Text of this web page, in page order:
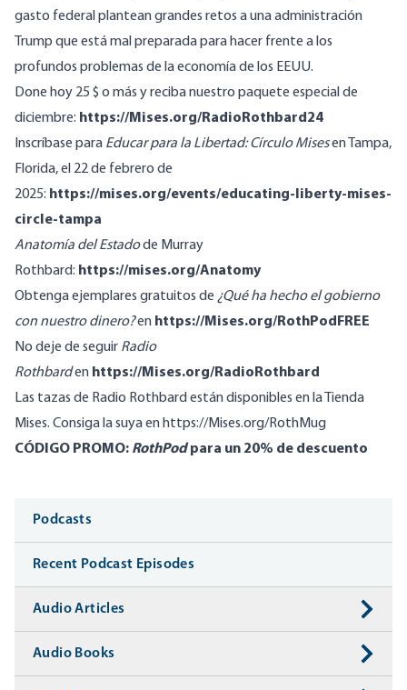
gasto federal plantean grandes retos a una administración
Trump que está mal preparada para hacer frente a los
profundos problemas de la economía de los EEUU.
Done hoy 25 $ o más y reciba nuestro paquete especial de
diciembre: https://Mises.org/RadioRothbard24
Inscríbase para Educar para la Libertad: Círculo Misesen Tampa,
Florida, el 22 de febrero de
2025: https://mises.org/events/educating-liberty-mises-
circle-tampa
Anatomía del Estadode Murray
Rothbard: https://mises.org/Anatomy
Obtenga ejemplares gratuitos de ¿Qué ha hecho el gobierno
con nuestro dinero?en https://Mises.org/RothPodFREE
No deje de seguir Radio
Rothbarden https://Mises.org/RadioRothbard
Las tazas de Radio Rothbard están disponibles en la Tienda
Mises. Consiga la suya en https://Mises.org/RothMug
CÓDIGO PROMO: RothPodpara un 20% de descuento
Media
Podcasts
Recent Podcast Episodes
Audio Articles
Audio Books